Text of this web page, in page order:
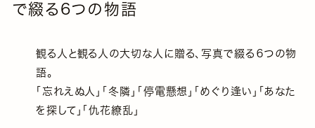
で綴る6つの物語
観る人と観る人の大切な人に贈る、写真で綴る６つの物
語。
「忘れえぬ人」「冬隣」「停電懸想」「めぐり逢い」「あなた
を探して」「仇花繚乱」